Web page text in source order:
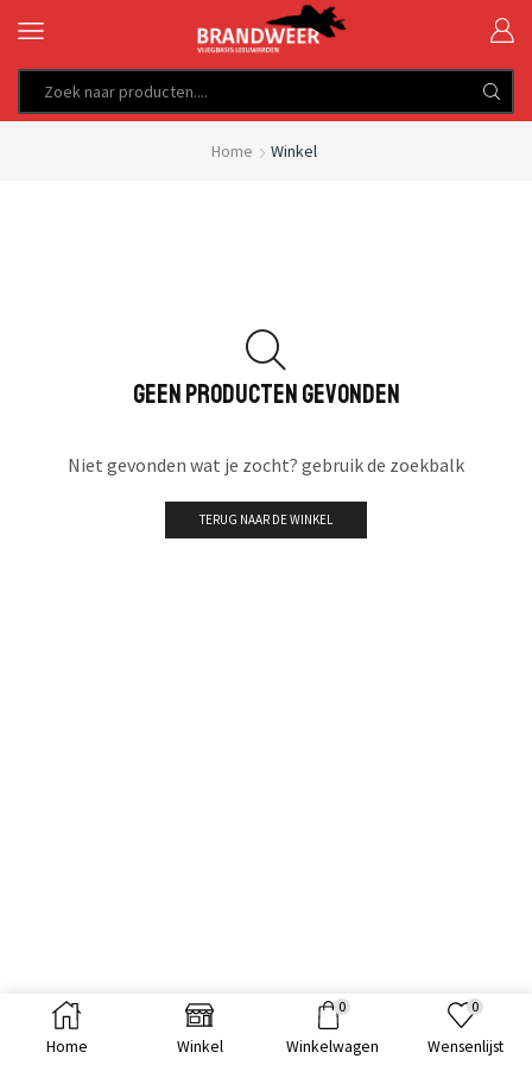
INPUT
Home
Winkel
GEEN PRODUCTEN GEVONDEN
Niet gevonden wat je zocht? gebruik de zoekbalk
TERUG NAAR DE WINKEL
Home Winkel
0
Winkelwagen
0
Wensenlijst